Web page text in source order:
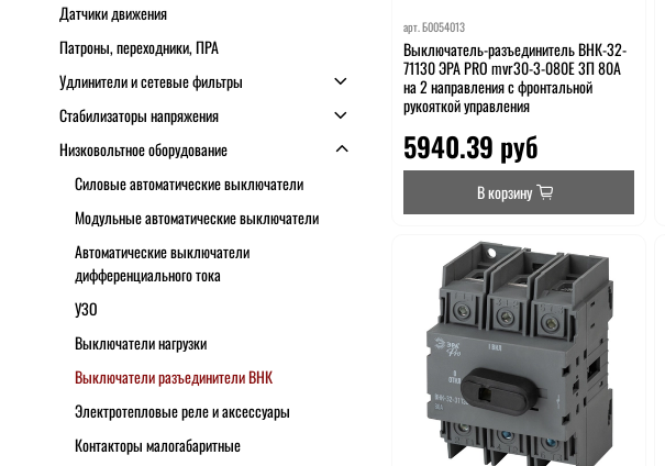
арт. Б0054013
Выключатель-разъединитель ВНК-32-
71130 ЭРА PRO mvr30-3-080E 3П 80А
на 2 направления с фронтальной
рукояткой управления
5940.39 руб
В корзину
Датчики движения
Патроны, переходники, ПРА
Удлинители и сетевые фильтры
Стабилизаторы напряжения
Низковольтное оборудование
Силовые автоматические выключатели
Модульные автоматические выключатели
Автоматические выключатели
дифференциального тока
УЗО
Выключатели нагрузки
Выключатели разъединители ВНК
Электротепловые реле и аксессуары
Контакторы малогабаритные